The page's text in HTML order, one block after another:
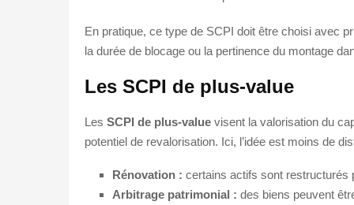
En pratique, ce type de SCPI doit être choisi avec
la durée de blocage ou la pertinence du montage
Les SCPI de plus-value
Les SCPI de plus-value visent la valorisation du
potentiel de revalorisation. Ici, l’idée est moins de
Rénovation : certains actifs sont restructurés
Arbitrage patrimonial : des biens peuvent